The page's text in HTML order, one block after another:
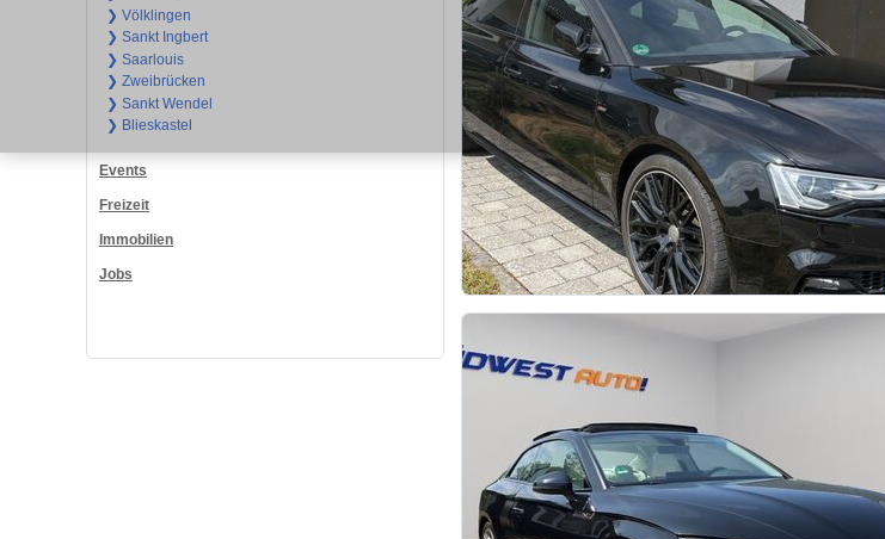
❯ Völklingen
❯ Sankt Ingbert
❯ Saarlouis
❯ Zweibrücken
❯ Sankt Wendel
❯ Blieskastel
Events
Freizeit
Immobilien
Jobs